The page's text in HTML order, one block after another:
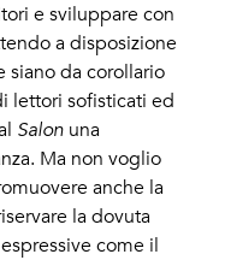
e sviluppare con
a disposizione
siano da corollario
lettori sofisticati ed
Salon una
Ma non voglio
anche la
la dovuta
come il